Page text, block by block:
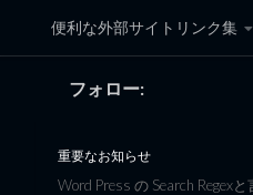
コンテンツへスキップ
便利な外部サイトリンク集
黒翼猫
フォロー:
重要なお知らせ
Word Press の Search Regex